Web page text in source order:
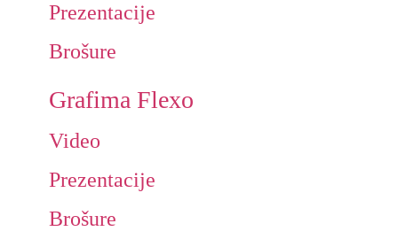
Prezentacije
Brošure
Grafima Flexo
Video
Prezentacije
Brošure